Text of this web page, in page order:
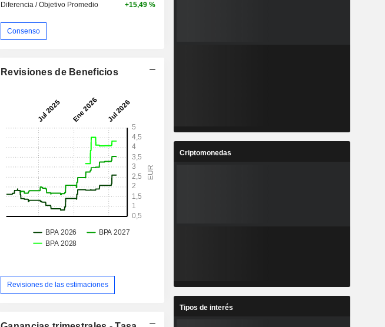
Diferencia / Objetivo Promedio +15,49 %
Consenso
Revisiones de Beneficios
Revisiones de las estimaciones
Criptomonedas
Tipos de interés